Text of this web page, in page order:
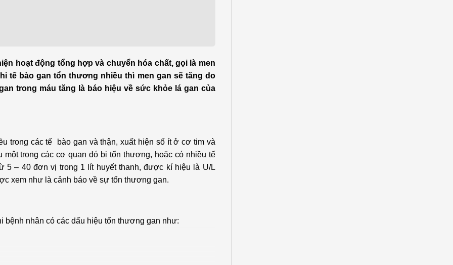
trị liệu - Phục hồi
năng
Tâm lý và sức khỏe tâm
thần
hoạt động tổng hợp và chuyển hóa chất, gọi là men
tế bào gan tổn thương nhiều thì men gan sẽ tăng do
trong máu tăng là báo hiệu về sức khỏe lá gan của
trong các tế bào gan và thận, xuất hiện số ít ở cơ tim và
trong các cơ quan đó bị tổn thương, hoặc có nhiều tế
5 – 40 đơn vị trong 1 lít huyết thanh, được kí hiệu là U/L
xem như là cảnh báo về sự tổn thương gan.
bệnh nhân có các dấu hiệu tổn thương gan như: